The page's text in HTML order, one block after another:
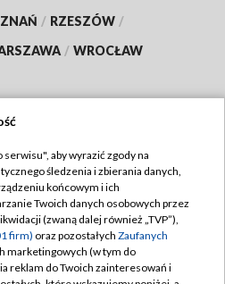
/ RZESZÓW /
/ WROCŁAW
TVP
TVP
prywatności
zgody
aby wyrazić zgody na
śledzenia i zbierania danych,
końcowym i ich
Twoich danych osobowych przez
(zwaną dalej również „TVP”),
firm) oraz pozostałych Zaufanych
marketingowych (w tym do
reklam do Twoich zainteresowań i